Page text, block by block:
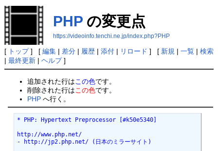
PHPの変更点
https://videoinfo.tenchi.ne.jp/index.php?PHP
[ トップ] [ 編集| 差分| 履歴| 添付| リロード ] [ 新規 | 一覧| 検索
| 最終更新| ヘルプ]
追加された行はこの色です。
削除された行はこの色です。
PHP へ行く。
* PHP: Hypertext Preprocessor [#k50e5340]
http://www.php.net/
- http://jp2.php.net/ (日本のミラーサイト)